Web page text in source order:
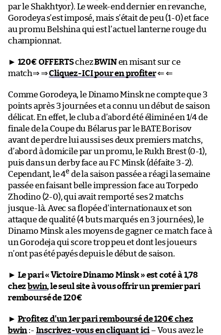
par le Shakhtyor). Le week-end dernier en revanche,
Gorodeya s’est imposé, mais s’était de peu (1-0) et face
au promu Belshina qui est l’actuel lanterne rouge du
championnat.
► 120€ OFFERTSchezBWINen misant sur ce
match⇒ ⇒Cliquez-ICI pour en profiter⇐ ⇐
Comme Gorodeya, le Dinamo Minsk ne compte que 3
points après 3 journées et a connu un début de saison
délicat. En effet, le club a d’abord été éliminé en 1/4 de
finale de la Coupe du Bélarus par le BATE Borisov
avant de perdre lui aussi ses deux premiers matchs,
d’abord à domicile par un promu, le Rukh Brest (0-1),
puis dans un derby face au FC Minsk (défaite 3-2).
Cependant, le 4e de la saison passée a réagi la semaine
passée en faisant belle impression face au Torpedo
Zhodino (2-0), qui avait remporté ses 2 matchs
jusque-là. Avec sa flopée d’internationaux et son
attaque de qualité (4 buts marqués en 3 journées), le
Dinamo Minsk a les moyens de gagner ce match face à
un Gorodeja qui score trop peu et dont les joueurs
n’ont pas été payés depuis le début de saison.
► Le pari « Victoire Dinamo Minsk » est coté à 1,78
chezbwin, le seul site à vous offrir un premier pari
remboursé de 120€
► Profitez d’un 1er pari remboursé de 120€ chez
bwin :- Inscrivez-vous en cliquant ici– Vous avez le